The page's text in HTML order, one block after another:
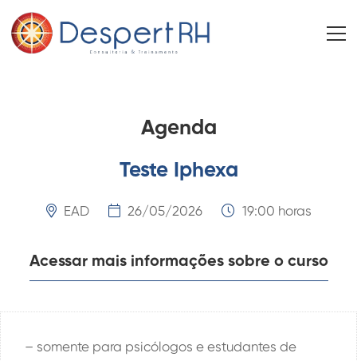
Agenda
Teste Iphexa
EAD 26/05/2026 19:00 horas
Acessar mais informações sobre o curso
– somente para psicólogos e estudantes de